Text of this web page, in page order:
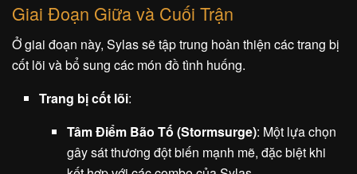
Giai Đoạn Giữa và Cuối Trận
Ở giai đoạn này, Sylas sẽ tập trung hoàn thiện các trang bị
cốt lõi và bổ sung các món đồ tình huống.
Trang bị cốt lõi:
Tâm Điểm Bão Tố (Stormsurge): Một lựa chọn
gây sát thương đột biến mạnh mẽ, đặc biệt khi